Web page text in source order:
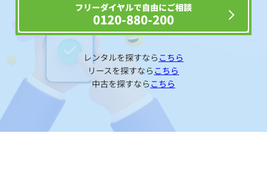
フリーダイヤルで自由にご相談
0120-880-200
レンタルを探すなら こちら
リースを探すなら こちら
中古を探すなら こちら